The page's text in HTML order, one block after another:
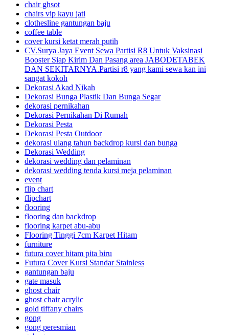
chair ghsot
chairs vip kayu jati
clothesline gantungan baju
coffee table
cover kursi ketat merah putih
CV.Surya Jaya Event Sewa Partisi R8 Untuk Vaksinasi
Booster Siap Kirim Dan Pasang area JABODETABEK
DAN SEKITARNYA.Partisi r8 yang kami sewa kan ini
sangat kokoh
Dekorasi Akad Nikah
Dekorasi Bunga Plastik Dan Bunga Segar
dekorasi pernikahan
Dekorasi Pernikahan Di Rumah
Dekorasi Pesta
Dekorasi Pesta Outdoor
dekorasi ulang tahun backdrop kursi dan bunga
Dekorasi Wedding
dekorasi wedding dan pelaminan
dekorasi wedding tenda kursi meja pelaminan
event
flip chart
flipchart
flooring
flooring dan backdrop
flooring karpet abu-abu
Flooring Tinggi 7cm Karpet Hitam
furniture
futura cover hitam pita biru
Futura Cover Kursi Standar Stainless
gantungan baju
gate masuk
ghost chair
ghost chair acrylic
gold tiffany chairs
gong
gong peresmian